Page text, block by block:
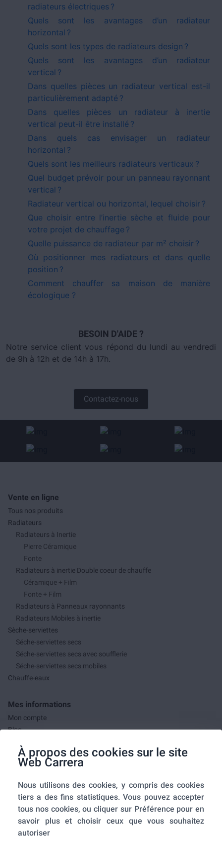
À propos des cookies sur le site
Web Carrera
Nous utilisons des cookies, y compris des cookies
tiers a des fins statistiques. Vous pouvez accepter
tous nos cookies, ou cliquer sur Préférence pour en
savoir plus et choisir ceux que vous souhaitez
autoriser
radiateurs électriques ?
Quels sont les avantages d’un radiateur
horizontal ?
Quels sont les types de radiateurs design ?
Quels sont les avantages d’un radiateur
vertical ?
Dans quelles pièces un radiateur vertical est-il
particulièrement adapté ?
Dans quelles pièces un radiateur à inertie
vertical peut-il être installé ?
Dans quels cas envisager un radiateur
horizontal ?
Quels sont les meilleurs radiateurs verticaux ?
Quel budget prévoir pour un panneau rayonnant
vertical ?
Radiateur vertical ou horizontal, lequel choisir ?
Que choisir entre l’inertie sèche et fluide pour
votre projet de chauffage ?
Quelle puissance de radiateur par m² choisir ?
Où positionner mes radiateurs et dans quelle
position ?
Comment chauffer sa maison de manière
écologique ?
BESOIN D'AIDE ?
Notre service client vous répond du lundi au vendredi
de 9h à 12h et de 14h à 17h.
Contactez-nous
Vente en ligne
Tous nos produits
Radiateurs
Radiateurs à Inertie
Pierre Céramique
Fonte
Radiateurs à inertie Double coeur de chauffe
Céramique + Film
Fonte + Film
Radiateurs à Panneaux rayonnants
Radiateurs Mobiles à inertie
Sèche-serviettes
Séche-serviettes secs
Séche-serviettes secs avec soufflerie
Séche-serviettes secs mobiles
Chauffe-eaux
Mes informations
Mon compte
Blog
Mes commandes
A propos de nous
A propos
Mentions légales
Conditions générales de ventes
Utilisation des cookies